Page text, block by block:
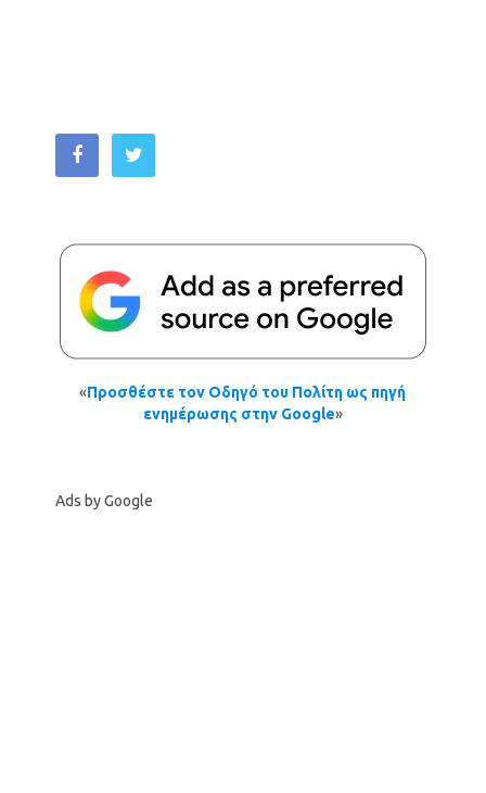
«Προσθέστε τον Οδηγό του Πολίτη ως πηγή
ενημέρωσης στην Google»
Ads by Google